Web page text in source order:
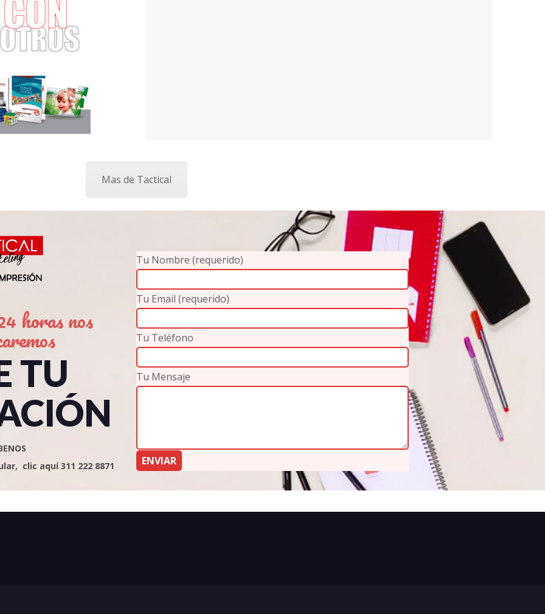
Mas de Tactical
horas nos
TU
clic aquí 311 222 8871
Tu Nombre (requerido)
Tu Email (requerido)
Tu Teléfono
Tu Mensaje